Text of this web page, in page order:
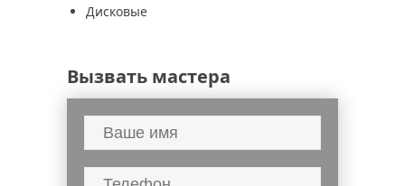
Дисковые
Вызвать мастера